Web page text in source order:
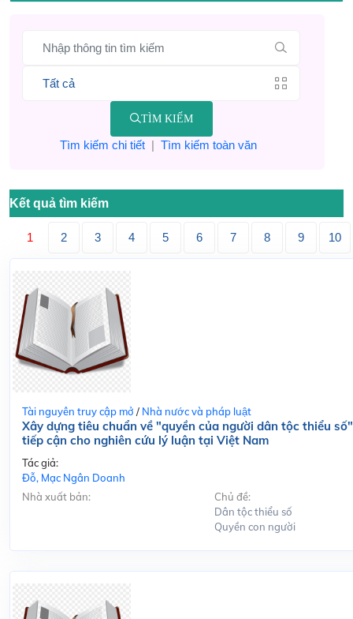
TÌM KIẾM
Tìm kiếm chi tiết| Tìm kiếm toàn văn
Kết quả tìm kiếm
1 2 3 4 5 6 7 8 9 10
Tài nguyên truy cập mở / Nhà nước và pháp luật
Xây dựng tiêu chuẩn về "quyền của người dân tộc thiểu
tiếp cận cho nghiên cứu lý luận tại Việt Nam
Tác giả:
Đỗ, Mạc Ngân Doanh
Nhà xuất bản:
Chủ đề:
Dân tộc thiểu số
Quyền con người